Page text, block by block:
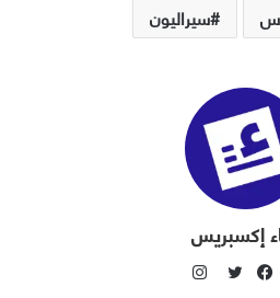
سيراليون
إكسبريس